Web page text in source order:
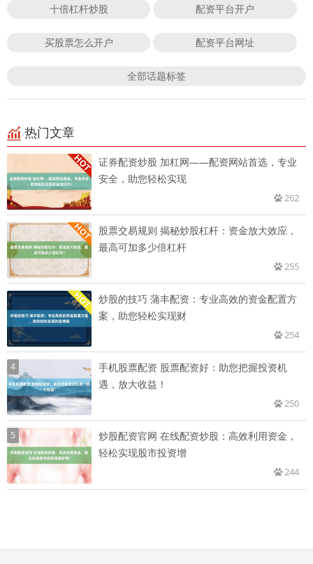
十倍杠杆炒股 配资平台开户
买股票怎么开户 配资平台网址
全部话题标签
热门文章
证券配资炒股 加杠网——配资网站首选，专业
安全，助您轻松实现
262
股票交易规则 揭秘炒股杠杆：资金放大效应，
最高可加多少倍杠杆
255
炒股的技巧 蒲丰配资：专业高效的资金配置方
案，助您轻松实现财
254
4
手机股票配资 股票配资好：助您把握投资机
遇，放大收益！
250
5
炒股配资官网 在线配资炒股：高效利用资金，
轻松实现股市投资增
244